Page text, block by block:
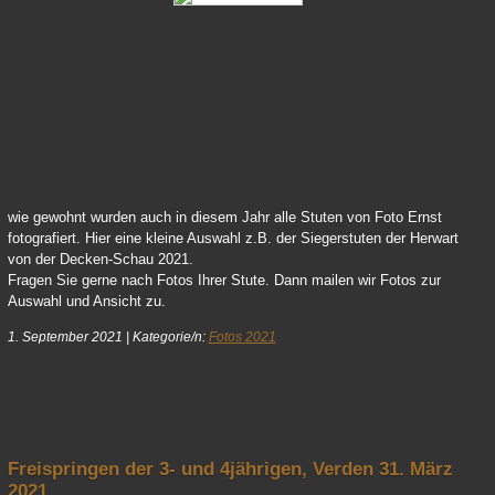
64 Vicky 01
wie gewohnt wurden auch in diesem Jahr alle Stuten von Foto Ernst
fotografiert. Hier eine kleine Auswahl z.B. der Siegerstuten der Herwart
von der Decken-Schau 2021.
Fragen Sie gerne nach Fotos Ihrer Stute. Dann mailen wir Fotos zur
Auswahl und Ansicht zu.
1. September 2021 Kategorie/n: Fotos 2021
Freispringen der 3- und 4jährigen, Verden 31. März